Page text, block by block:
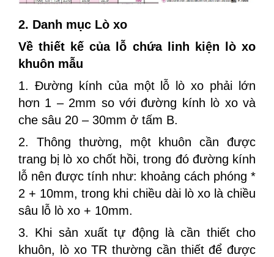
2. Danh mục Lò xo
Về thiết kế của lỗ chứa linh kiện lò xo
khuôn mẫu
1. Đường kính của một lỗ lò xo phải lớn
hơn 1 – 2mm so với đường kính lò xo và
che sâu 20 – 30mm ở tấm B.
2. Thông thường, một khuôn cần được
trang bị lò xo chốt hồi, trong đó đường kính
lỗ nên được tính như: khoảng cách phóng *
2 + 10mm, trong khi chiều dài lò xo là chiều
sâu lỗ lò xo + 10mm.
3. Khi sản xuất tự động là cần thiết cho
khuôn, lò xo TR thường cần thiết để được